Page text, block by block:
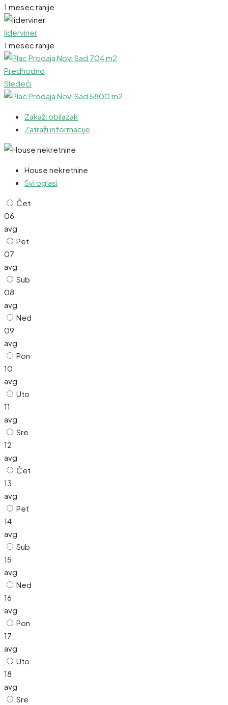
1 mesec ranije
liderviner
1 mesec ranije
Predhodno
Sledeći
Zakaži obilazak
Zatraži informacije
House nekretnine
Svi oglasi
Čet
06
avg
Pet
07
avg
Sub
08
avg
Ned
09
avg
Pon
10
avg
Uto
11
avg
Sre
12
avg
Čet
13
avg
Pet
14
avg
Sub
15
avg
Ned
16
avg
Pon
17
avg
Uto
18
avg
Sre